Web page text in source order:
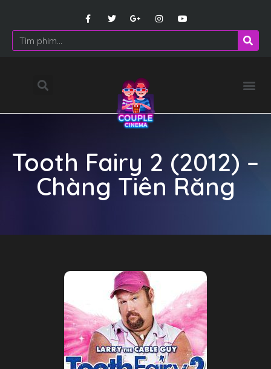
Tooth Fairy 2 (2012) –
Chàng Tiên Răng